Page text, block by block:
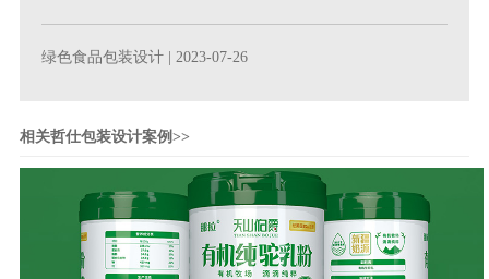
绿色食品包装设计 | 2023-07-26
相关哲仕包装设计案例>>